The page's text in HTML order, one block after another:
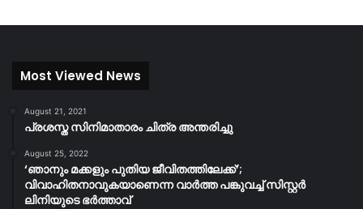
Most Viewed News
August 21, 2021
പ്രശസ്ത സിനിമാതാരം ചിത്ര അന്തരിച്ചു
August 25, 2022
‘ഞാനും മക്കളും പുതിയ ജീവിതത്തിലേക്ക്’;
വിവാഹിതനാവുകയാണെന്ന വാർത്ത പങ്കുവച്ച് സിസ്റ്റർ
ലിനിയുടെ ഭർത്താവ്